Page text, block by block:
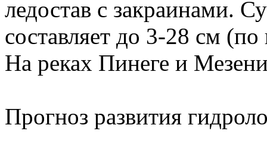
ледостав с закраинами.
составляет до 3-28 см
На реках Пинеге и
Прогноз развития